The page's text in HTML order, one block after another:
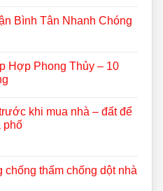
Bình Tân Nhanh Chóng
Hợp Phong Thủy – 10
khi mua nhà – đất để
phố
chống thấm chống dột nhà